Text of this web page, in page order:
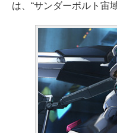
は、“サンダーボルト宙